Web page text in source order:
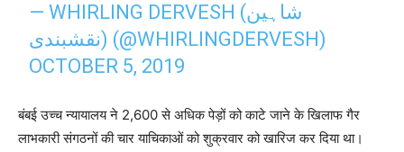
— WHIRLING DERVESH (شاہین
نقشبندی) (@WHIRLINGDERVESH)
OCTOBER 5, 2019
बंबई उच्च न्यायालय ने 2,600 से अधिक पेड़ों को काटे जाने के खिलाफ गैर
लाभकारी संगठनों की चार याचिकाओं को शुक्रवार को खारिज कर दिया था।